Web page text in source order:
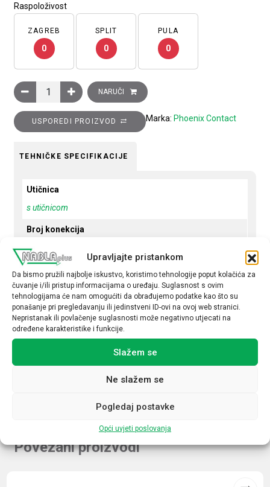
Upravljajte pristankom
Da bismo pružili najbolje iskustvo, koristimo tehnologije poput kolačića za
čuvanje i/ili pristup informacijama o uređaju. Suglasnost s ovim
tehnologijama će nam omogućiti da obrađujemo podatke kao što su
ponašanje pri pregledavanju ili jedinstveni ID-ovi na ovoj web stranici.
Nepristanak ili povlačenje suglasnosti može negativno utjecati na
određene karakteristike i funkcije.
Slažem se
Ne slažem se
Pogledaj postavke
Opći uvjeti poslovanja
Raspoloživost
ZAGREB
0
SPLIT
0
PULA
0
Senzor/actuator kabel, 4 konekcije, PUR, bez halogena,
NARUČI
USPOREDI PROIZVOD Marka: Phoenix Contact
TEHNIČKE SPECIFIKACIJE
Utičnica
s utičnicom
Broj konekcija
4
Oblik konekcije
Kutni
Tip
Ženski
1,5
Povezani proizvodi